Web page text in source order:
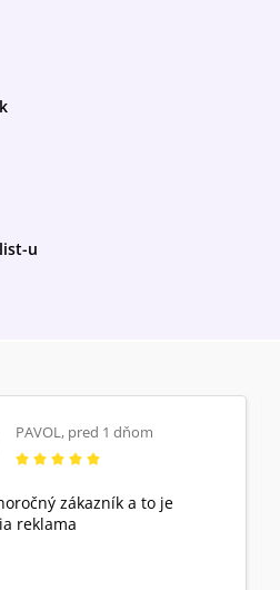
u
PAVOL, pred 1 dňom
zákazník a to je
reklama